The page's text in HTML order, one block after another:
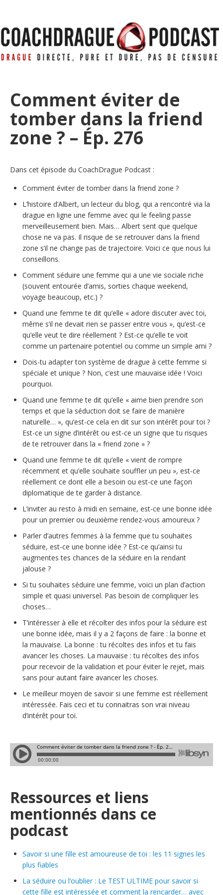
Comment éviter de
tomber dans la friend
zone ? – Ép. 276
Dans cet épisode du CoachDrague Podcast :
Comment éviter de tomber dans la friend zone ?
L’histoire d’Albert, un lecteur du blog, qui a rencontré via la
drague en ligne une femme avec qui le feeling passe
merveilleusement bien. Mais… Albert sent que quelque
chose ne va pas. Il risque de se retrouver dans la friend
zone s’il ne change pas de trajectoire. Voici ce que nous lui
conseillons.
Comment séduire une femme qui a une vie sociale riche
(souvent entourée d’amis, sorties chaque weekend,
voyage beaucoup, etc.) ?
Quand une femme te dit qu’elle « adore discuter avec toi,
même s’il ne devait rien se passer entre vous », qu’est-ce
qu’elle veut te dire réellement ? Est-ce qu’elle te voit
comme un partenaire potentiel ou comme un simple ami ?
Dois-tu adapter ton système de drague à cette femme si
spéciale et unique ? Non, c’est une mauvaise idée ! Voici
pourquoi.
Quand une femme te dit qu’elle « aime bien prendre son
temps et que la séduction doit se faire de manière
naturelle… », qu’est-ce cela en dit sur son intérêt pour toi ?
Est-ce un signe d’intérêt ou est-ce un signe que tu risques
de te retrouver dans la « friend zone » ?
Quand une femme te dit qu’elle « vient de rompre
récemment et qu’elle souhaite souffler un peu », est-ce
réellement ce dont elle a besoin ou est-ce une façon
diplomatique de te garder à distance.
L’inviter au resto à midi en semaine, est-ce une bonne idée
pour un premier ou deuxième rendez-vous amoureux ?
Parler d’autres femmes à la femme que tu souhaites
séduire, est-ce une bonne idée ? Est-ce qu’ainsi tu
augmentes tes chances de la séduire en la rendant
jalouse ?
Si tu souhaites séduire une femme, voici un plan d’action
simple et quasi universel. Pas besoin de compliquer les
choses…
T’intéresser à elle et récolter des infos pour la séduire est
une bonne idée, mais il y a 2 façons de faire : la bonne et
la mauvaise. La bonne : tu récoltes des infos et tu fais
avancer les choses. La mauvaise : tu récoltes des infos
pour recevoir de la validation et pour éviter le rejet, mais
sans pour autant faire avancer les choses.
Le meilleur moyen de savoir si une femme est réellement
intéressée. Fais ceci et tu connaitras son vrai niveau
d’intérêt pour toi.
Ressources et liens
mentionnés dans ce
podcast
Savoir si une fille est amoureuse de toi : les 11 signes les
plus fiables
La séduire ou l’oublier : Le TEST ULTIME pour savoir si
cette fille est intéressée et comment la rencarder… avec